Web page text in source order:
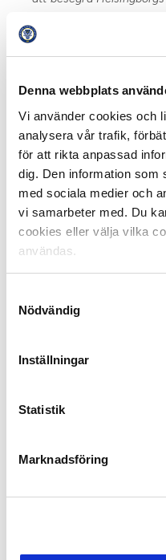
Denna webbplats
Vi använder cookies och
analysera vår trafik,
för att rikta anpassad
dig. Den information som
med sociala medier och
vi samarbeter med. Du
cookies eller välja vilka
användas.
Nödvändig
Inställningar
Statistik
Marknadsföring
förlust, i en månad som
detsamma när
ett tufft spelschema
inte vacklat i sitt
imponerande och
Säsongens första förlust
Östers IF, men direkt
vann det heta derbyt
Max Mölder var
FF:s Stefan Jacobsson
Månadens spelare och
tränare samt
Superettan spelas.
utmärkelsen. Därefter
vinna.
tränare och
supportrarnas röster